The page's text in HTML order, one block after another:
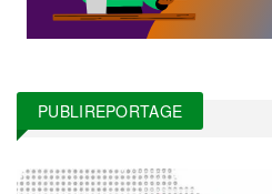
PUBLIREPORTAGE